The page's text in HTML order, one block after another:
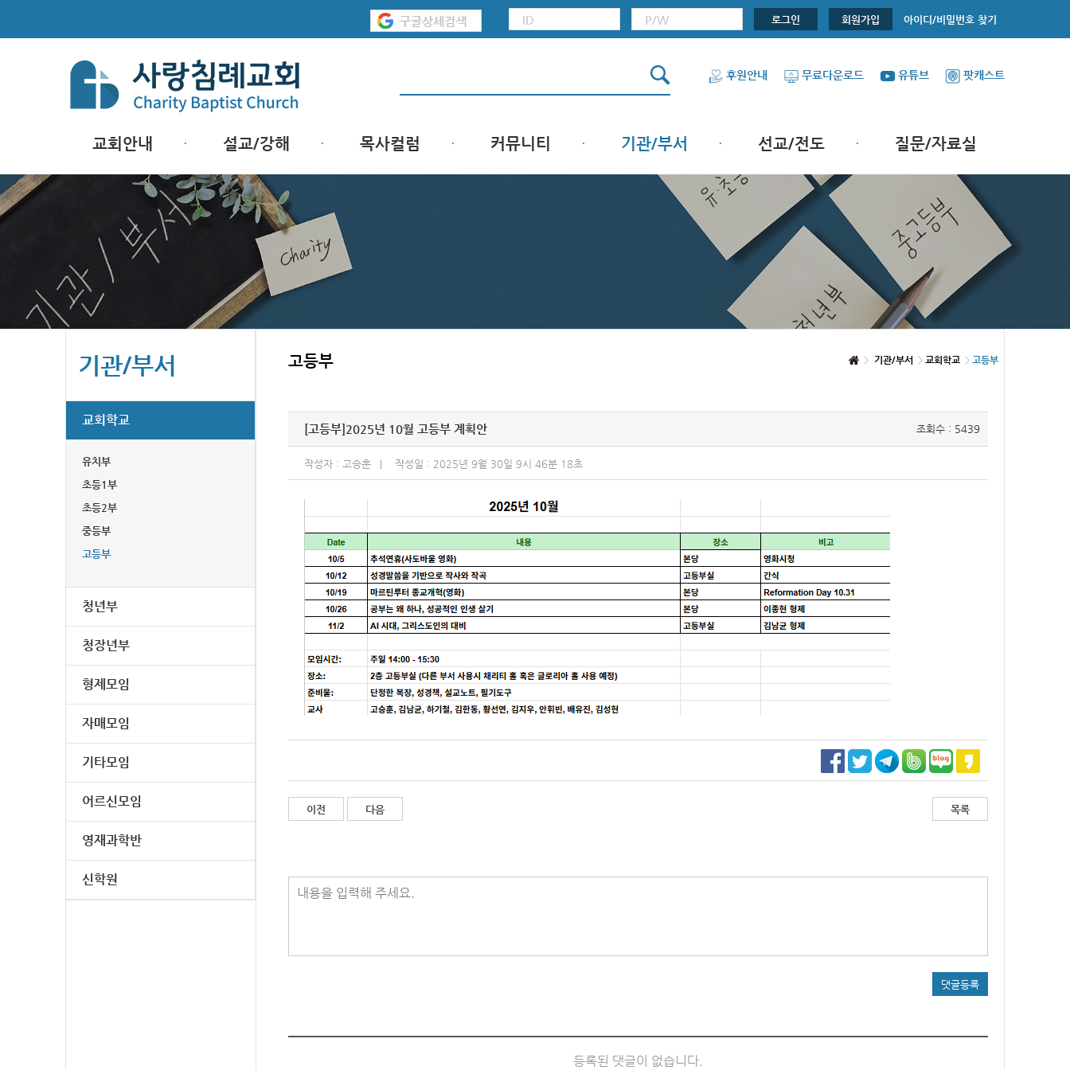
로그인 회원가입 아이디/비밀번호 찾기
후원안내 무료다운로드 유튜브 팟캐스트
교회안내 설교/강해 목사컬럼 커뮤니티 기관/부서 선교/전도 질문/자료실
기관/부서
교회학교
유치부
초등1부
초등2부
중등부
고등부
청년부
청장년부
형제모임
자매모임
기타모임
어르신모임
영재과학반
신학원
고등부 기관/부서 교회학교 고등부
[고등부] 2025년 10월 고등부 계획안 조회수 : 5439
작성자 : 고승훈 작성일 : 2025년 9월 30일 9시 46분 18초
이전 다음 목록
내용을 입력해 주세요.
댓글등록
등록된 댓글이 없습니다.